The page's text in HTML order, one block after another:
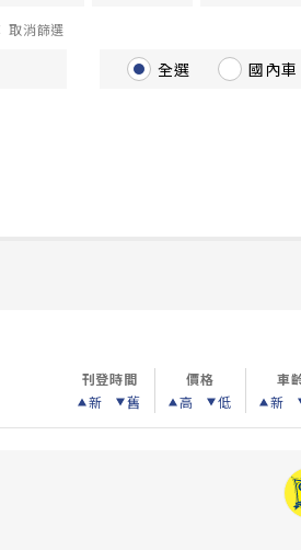
取消篩選
全選 國內車
刊登時間
新
舊
價格
高
低
車
新